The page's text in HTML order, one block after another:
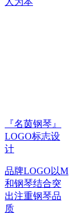
『名茵钢琴』
LOGO标志设
计
品牌LOGO以M
和钢琴结合突
出注重钢琴品
质